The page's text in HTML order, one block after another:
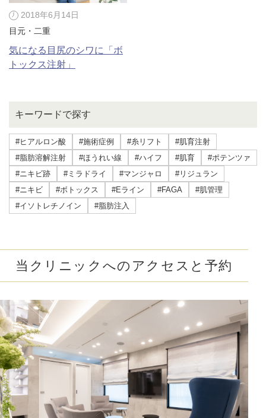
キーワードで探す
#ヒアルロン酸 #施術症例 #糸リフト
#肌育注射
#脂肪溶解注射
#ほうれい線 #ハイフ #肌育
#ポテンツァ
#ニキビ跡
#ミラドライ #マンジャロ
#リジュラン
#ニキビ
#ボトックス #Eライン #FAGA
#肌管理
#イソトレチノイン
#脂肪注入
2018年6月14日
目元・二重
気になる目尻のシワに「ボ
トックス注射」
当クリニックへのアクセスと予約